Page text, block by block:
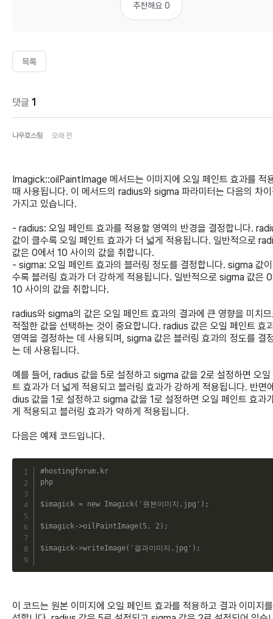
추천해요 0
목록
댓글 1
나우호스팅 오래 전
Imagick::oilPaintImage 메서드는 이미지에 오일 페인트 효과를 적
때 사용됩니다. 이 메서드의 radius와 sigma 파라미터는 다음의 차
가지고 있습니다.
- radius: 오일 페인트 효과를 적용할 영역의 반경을 결정합니다.
값이 클수록 오일 페인트 효과가 더 넓게 적용됩니다. 일반적으로
값은 0에서 10 사이의 값을 취합니다.
- sigma: 오일 페인트 효과의 블러링 정도를 결정합니다. sigma 값
수록 블러링 효과가 더 강하게 적용됩니다. 일반적으로 sigma 값은
10 사이의 값을 취합니다.
radius와 sigma의 값은 오일 페인트 효과의 결과에 큰 영향을 미치
적절한 값을 선택하는 것이 중요합니다. radius 값은 오일 페인트 효
영역을 결정하는 데 사용되며, sigma 값은 블러링 효과의 정도를 결
는 데 사용됩니다.
예를 들어, radius 값을 5로 설정하고 sigma 값을 2로 설정하면 오일
트 효과가 더 넓게 적용되고 블러링 효과가 강하게 적용됩니다. 반면
dius 값을 1로 설정하고 sigma 값을 1로 설정하면 오일 페인트 효과
게 적용되고 블러링 효과가 약하게 적용됩니다.
다음은 예제 코드입니다.
#hostingforum.kr
php
$imagick = new Imagick( '원본이미지.jpg' ) ;
$imagick->oilPaintImage( 5 , 2) ;
$imagick->writeImage( '결과이미지.jpg' ) ;
이 코드는 원본 이미지에 오일 페인트 효과를 적용하고 결과 이미지